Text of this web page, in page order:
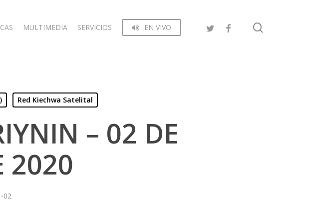
MULTIMEDIA SERVICIOS EN VIVO
Red Kiechwa Satelital
– 02 DE
2020
02